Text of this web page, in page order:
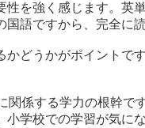
を強く感じます。英
語ですから、完全に
どうかがポイントで
係する学力の根幹で
学校での学習が気に